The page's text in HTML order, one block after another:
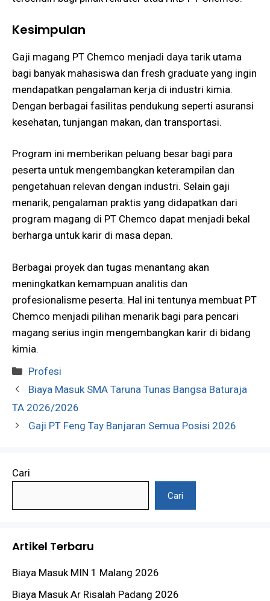
Kesimpulan
Gaji magang PT Chemco menjadi daya tarik utama
bagi banyak mahasiswa dan fresh graduate yang ingin
mendapatkan pengalaman kerja di industri kimia.
Dengan berbagai fasilitas pendukung seperti asuransi
kesehatan, tunjangan makan, dan transportasi.
Program ini memberikan peluang besar bagi para
peserta untuk mengembangkan keterampilan dan
pengetahuan relevan dengan industri. Selain gaji
menarik, pengalaman praktis yang didapatkan dari
program magang di PT Chemco dapat menjadi bekal
berharga untuk karir di masa depan.
Berbagai proyek dan tugas menantang akan
meningkatkan kemampuan analitis dan
profesionalisme peserta. Hal ini tentunya membuat PT
Chemco menjadi pilihan menarik bagi para pencari
magang serius ingin mengembangkan karir di bidang
kimia.
Kategori
Profesi
Biaya Masuk SMA Taruna Tunas Bangsa Baturaja
TA 2026/2026
Gaji PT Feng Tay Banjaran Semua Posisi 2026
Cari
Cari
Artikel Terbaru
Biaya Masuk MIN 1 Malang 2026
Biaya Masuk Ar Risalah Padang 2026